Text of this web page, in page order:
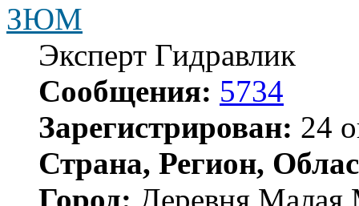
ЗЮМ
Эксперт Гидравлик
Сообщения: 5734
Зарегистрирован: 24
Страна, Регион,